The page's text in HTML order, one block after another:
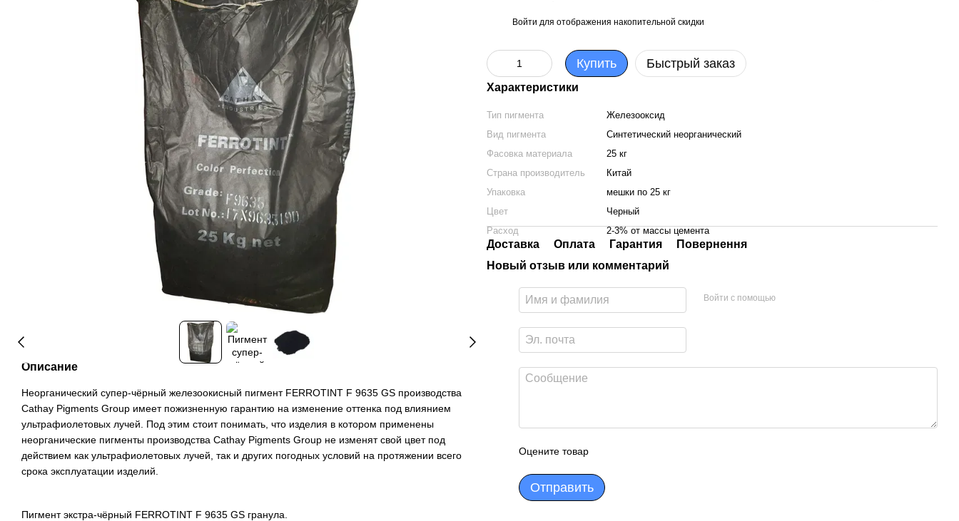
Описание
Неорганический супер-чёрный железоокисный пигмент FERROTINT F 9635 GS производства
Cathay Pigments Group имеет пожизненную гарантию на изменение оттенка под влиянием
ультрафиолетовых лучей. Под этим стоит понимать, что изделия в котором применены
неорганические пигменты производства Cathay Pigments Group не изменят свой цвет под
действием как ультрафиолетовых лучей, так и других погодных условий на протяжении всего
срока эксплуатации изделий.
Пигмент экстра-чёрный FERROTINT F 9635 GS гранула.
Войти для отображения накопительной скидки
Купить Быстрый заказ
Характеристики
Тип пигмента
Железооксид
Вид пигмента
Синтетический неорганический
Фасовка материала
25 кг
Страна производитель
Китай
Упаковка
мешки по 25 кг
Цвет
Черный
Расход
2-3% от массы цемента
Доставка Оплата Гарантия
Повернення
Новый отзыв или комментарий
Войти с помощью
Оцените товар
Отправить